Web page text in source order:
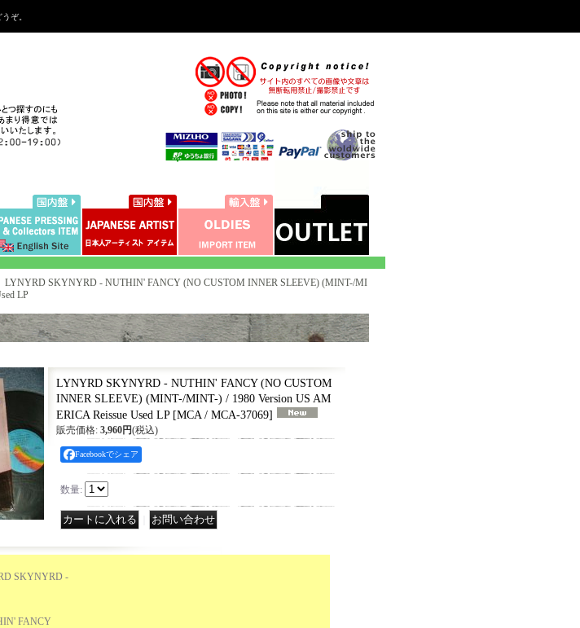
ぞ。
LYNYRD SKYNYRD - NUTHIN' FANCY (NO CUSTOM INNER SLEEVE) (MINT-/MI
LP
LYNYRD SKYNYRD - NUTHIN' FANCY (NO CUSTOM
INNER SLEEVE) (MINT-/MINT-) / 1980 Version US AM
ERICA Reissue Used LP [MCA / MCA-37069]
販売価格: 3,960円(税込)
Facebookでシェア
数量:
SKYNYRD -
FANCY